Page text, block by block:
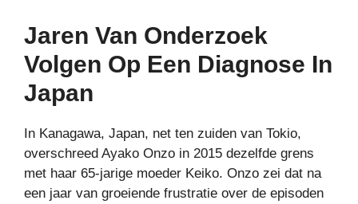
Jaren Van Onderzoek
Volgen Op Een Diagnose In
Japan
In Kanagawa, Japan, net ten zuiden van Tokio,
overschreed Ayako Onzo in 2015 dezelfde grens
met haar 65-jarige moeder Keiko. Onzo zei dat na
een jaar van groeiende frustratie over de episoden